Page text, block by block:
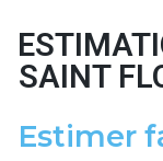
SAINT
Estimer